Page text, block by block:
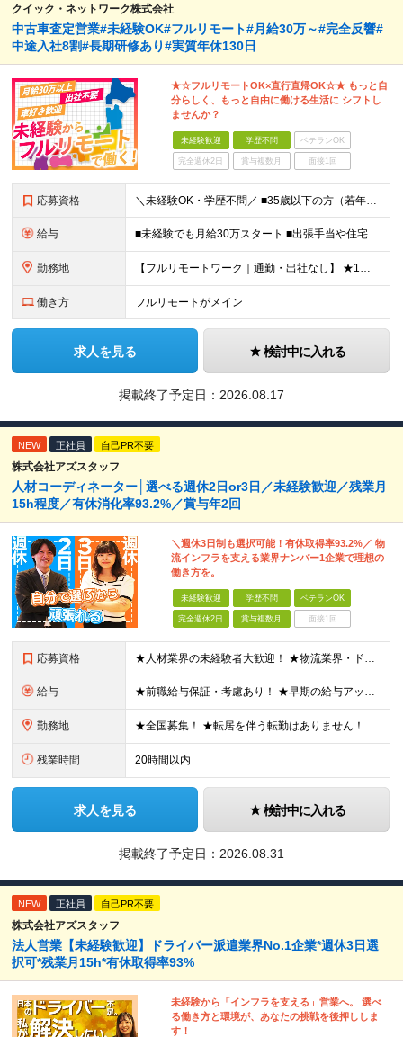
クイック・ネットワーク株式会社
中古車査定営業#未経験OK#フルリモート#月給30万～#完全反響#
中途入社8割#長期研修あり#実質年休130日
★☆フルリモートOK×直行直帰OK☆★ もっと自
分らしく、もっと自由に働ける生活に シフトし
ませんか？
未経験歓迎 学歴不問 ベテランOK
完全週休2日 賞与複数月 面接1回
応募資格 ＼未経験OK・学歴不問／ ■35歳以下の方（若年層の長期キャリア形成のため） ■第二新卒OK ■普通自動車免許（AT）をお持ちの方 ▼▽こんな方はぜひご応募ください！▽▼ 「車の運転が好き！」 「地
給与 ■未経験でも月給30万スタート ■出張手当や住宅手当あり 【東京都・神奈川県】 月給35万円～60万円＋インセンティブ＋賞与＋諸手当 上記月給は、月42時間分の固定残業代（月8万3900円以上）を含
勤務地 【フルリモートワーク｜通勤・出社なし】 ★1人1台社用車貸与 ★転勤なし ★直帰直行OK 【本社】 兵庫県神戸市中央区明石町44 神戸御幸ビル4F ★☆積極採用中☆★ ◆北海道・東北：札幌／福島／
働き方 フルリモートがメイン
求人を見る 検討中に入れる
掲載終了予定日： 2026.08.17
NEW 正社員 自己PR不要
株式会社アズスタッフ
人材コーディネーター│選べる週休2日or3日／未経験歓迎／残業月
15h程度／有休消化率93.2%／賞与年2回
＼週休3日制も選択可能！有休取得率93.2%／ 物
流インフラを支える業界ナンバー1企業で理想の
働き方を。
未経験歓迎 学歴不問 ベテランOK
完全週休2日 賞与複数月 面接1回
応募資格 ★人材業界の未経験者大歓迎！ ★物流業界・ドライバー経験は不問！ ★学歴不問！ ★第二新卒歓迎！ ★ブランクOK！ ＼こんな方にピッタリです！／ ・「圧倒的No.1」を目指す環境で、熱く働きたい方
給与 ★前職給与保証・考慮あり！ ★早期の給与アップが可能です 月給24万9113円以上＋賞与年2回＋各種手当 ※経験やスキルを考慮し決定します。 ※試用期間6カ月（その間の給与・待遇に差異はありません
勤務地 ★全国募集！ ★転居を伴う転勤はありません！ ★U・Iターン歓迎！ ＼本社／ 東京都新宿区西新宿1-20-3 西新宿髙木ビル2階 ＼希望の拠点・営業所に配属します！／ 【北海道・東北エリア】 北海
残業時間 20時間以内
求人を見る 検討中に入れる
掲載終了予定日： 2026.08.31
NEW 正社員 自己PR不要
株式会社アズスタッフ
法人営業【未経験歓迎】ドライバー派遣業界No.1企業*週休3日選
択可*残業月15h*有休取得率93%
未経験から「インフラを支える」営業へ。 選べ
る働き方と環境が、あなたの挑戦を後押ししま
す！